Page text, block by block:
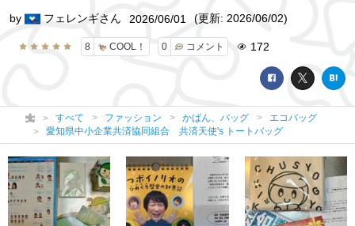
8 COOL！ 0 コメント 172
by フェレンギさん 2026/06/01 (更新: 2026/06/02)
すべて ファッション かばん、バッグ
エコバッグ
愛知県中小企業共済協同組合 共済天使's トートバッグ